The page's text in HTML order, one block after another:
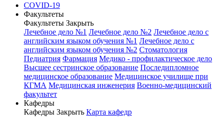
COVID-19
Факультеты
Факультеты Закрыть
Лечебное дело №1 Лечебное дело №2 Лечебное дело с
английским языком обучения №1 Лечебное дело с
английским языком обучения №2 Стоматология
Педиатрия Фармация Медико - профилактическое дело
Высшее сестринское образование Последипломное
медицинское образование Медицинское училище при
КГМА Медицинская инженерия Военно-медицинский
факультет
Кафедры
Кафедры Закрыть Карта кафедр